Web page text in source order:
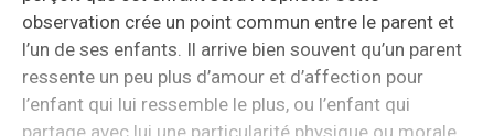
observation crée un point commun entre le parent et
l’un de ses enfants. Il arrive bien souvent qu’un parent
ressente un peu plus d’amour et d’affection pour
l’enfant qui lui ressemble le plus, ou l’enfant qui